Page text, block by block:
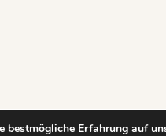
bestmögliche Erfahrung auf